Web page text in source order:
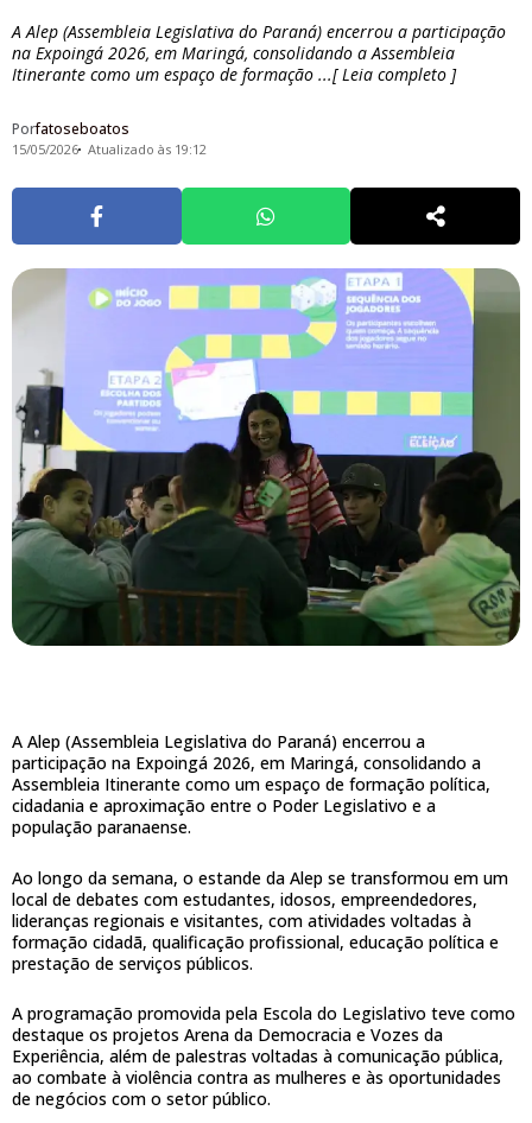
A Alep (Assembleia Legislativa do Paraná) encerrou a participação
na Expoingá 2026, em Maringá, consolidando a Assembleia
Itinerante como um espaço de formação ...[ Leia completo ]
Porfatoseboatos
15/05/2026 Atualizado às 19:12
A Alep (Assembleia Legislativa do Paraná) encerrou a
participação na Expoingá 2026, em Maringá, consolidando a
Assembleia Itinerante como um espaço de formação política,
cidadania e aproximação entre o Poder Legislativo e a
população paranaense.
Ao longo da semana, o estande da Alep se transformou em um
local de debates com estudantes, idosos, empreendedores,
lideranças regionais e visitantes, com atividades voltadas à
formação cidadã, qualificação profissional, educação política e
prestação de serviços públicos.
A programação promovida pela Escola do Legislativo teve como
destaque os projetos Arena da Democracia e Vozes da
Experiência, além de palestras voltadas à comunicação pública,
ao combate à violência contra as mulheres e às oportunidades
de negócios com o setor público.